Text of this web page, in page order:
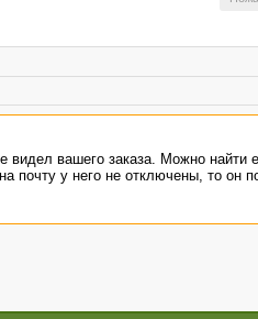
видел вашего заказа. Можно
почту у него не отключены, то он